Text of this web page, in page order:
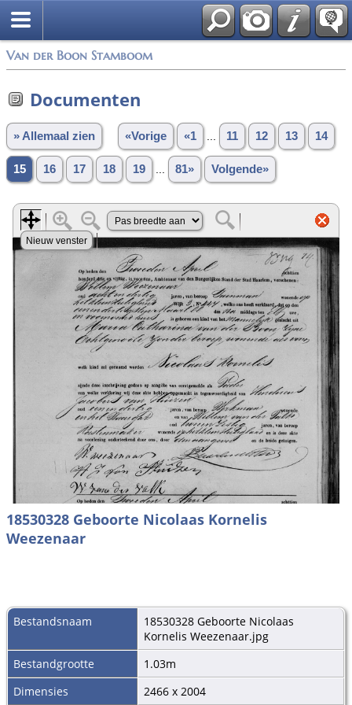
Van der Boon Stamboom
Documenten
» Allemaal zien «Vorige «1 11 12 13 14
15 16 17 18 19 81» Volgende»
18530328 Geboorte Nicolaas Kornelis
Weezenaar
Bestandsnaam
18530328 Geboorte Nicolaas
Kornelis Weezenaar.jpg
Bestandgrootte
1.03m
Dimensies
2466 x 2004